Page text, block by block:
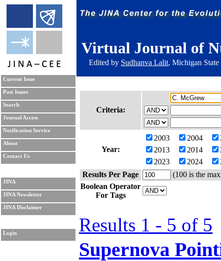
Virtual Journal of
Edited by Sudhanva Lalit, Michigan
Current Issue
Past Issues
Search
Journal Access
Notification Service
About
Contact Us
JINA
JINA Newsletter
JINA Disclaimer
Login
Criteria:
Year:
2003 2004
2013
2014
2023
2024
Results Per Page
(100 is the
Boolean Operator
For Tags
Results 1 - 5 of 5
Supernova